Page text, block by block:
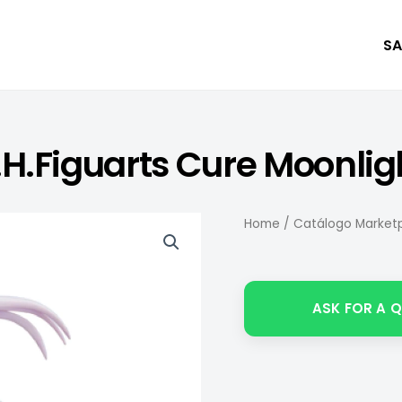
Cure
Home /Catálogo
ASK FOR A